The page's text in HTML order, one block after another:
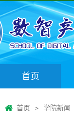
首页
首页 > 学院新闻